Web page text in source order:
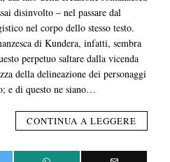
disinvolto – nel passare dal
nel corpo dello stesso testo.
di Kundera, infatti, sembra
perpetuo saltare dalla vicenda
della delineazione dei personaggi
e di questo ne siano…
CONTINUA A LEGGERE